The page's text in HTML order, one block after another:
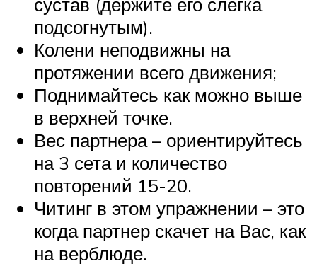
сустав (держите его слегка
подсогнутым).
Колени неподвижны на
протяжении всего движения;
Поднимайтесь как можно выше
в верхней точке.
Вес партнера – ориентируйтесь
на 3 сета и количество
повторений 15-20.
Читинг в этом упражнении – это
когда партнер скачет на Вас, как
на верблюде.